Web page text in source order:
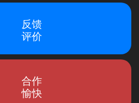
反馈
评价
合作
愉快